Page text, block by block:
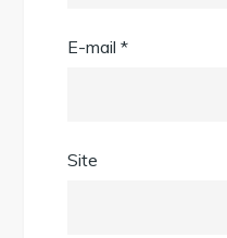
E-mail*
Site